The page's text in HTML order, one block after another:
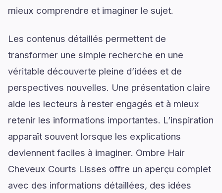
mieux comprendre et imaginer le sujet.
Les contenus détaillés permettent de
transformer une simple recherche en une
véritable découverte pleine d’idées et de
perspectives nouvelles. Une présentation claire
aide les lecteurs à rester engagés et à mieux
retenir les informations importantes. L’inspiration
apparaît souvent lorsque les explications
deviennent faciles à imaginer. Ombre Hair
Cheveux Courts Lisses offre un aperçu complet
avec des informations détaillées, des idées